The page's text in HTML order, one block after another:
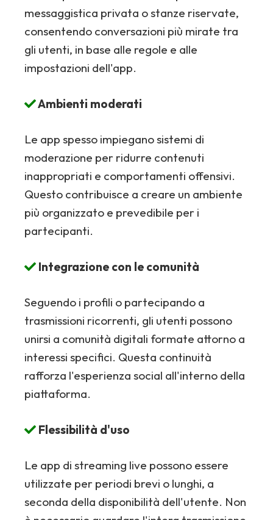
messaggistica privata o stanze riservate,
consentendo conversazioni più mirate tra
gli utenti, in base alle regole e alle
impostazioni dell'app.
Ambienti moderati
Le app spesso impiegano sistemi di
moderazione per ridurre contenuti
inappropriati e comportamenti offensivi.
Questo contribuisce a creare un ambiente
più organizzato e prevedibile per i
partecipanti.
Integrazione con le comunità
Seguendo i profili o partecipando a
trasmissioni ricorrenti, gli utenti possono
unirsi a comunità digitali formate attorno a
interessi specifici. Questa continuità
rafforza l'esperienza social all'interno della
piattaforma.
Flessibilità d'uso
Le app di streaming live possono essere
utilizzate per periodi brevi o lunghi, a
seconda della disponibilità dell'utente. Non